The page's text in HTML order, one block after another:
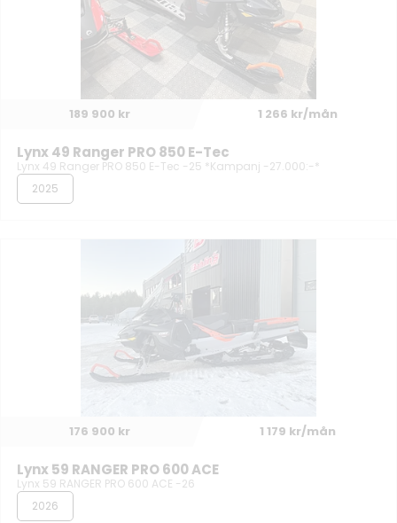
189 900 kr 1 266 kr/mån
Lynx 49 Ranger PRO 850 E-Tec
Lynx 49 Ranger PRO 850 E-Tec -25 *Kampanj -27.000:-*
2025
176 900 kr 1 179 kr/mån
Lynx 59 RANGER PRO 600 ACE
Lynx 59 RANGER PRO 600 ACE -26
2026